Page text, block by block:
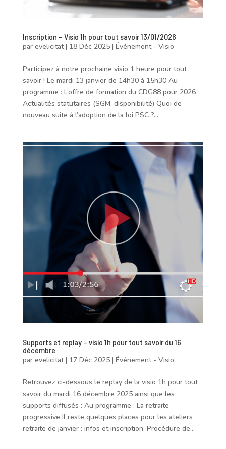
Inscription – Visio 1h pour tout savoir 13/01/2026
par evelicitat| 18 Déc 2025| Événement - Visio
Participez à notre prochaine visio 1 heure pour tout
savoir ! Le mardi 13 janvier de 14h30 à 15h30 Au
programme : L’offre de formation du CDG88 pour 2026
Actualités statutaires (SGM, disponibilité) Quoi de
nouveau suite à l’adoption de la loi PSC ?...
Supports et replay – visio 1h pour tout savoir du 16
décembre
par evelicitat| 17 Déc 2025| Événement - Visio
Retrouvez ci-dessous le replay de la visio 1h pour tout
savoir du mardi 16 décembre 2025 ainsi que les
supports diffusés : Au programme : La retraite
progressive Il reste quelques places pour les ateliers
retraite de janvier : infos et inscription. Procédure de...